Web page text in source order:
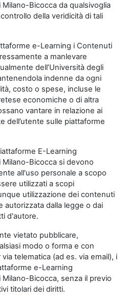
Milano-Bicocca da qualsivoglia
della veridicità di tali
e-Learning i Contenuti
a manlevare
dell’Università degli
indenne da ogni
costo o spese, incluse le
economiche o di altra
vantare in relazione ai
dell’utente sulle piattaforme
E-Learning
Milano-Bicocca si devono
all'uso personale a scopo
utilizzati a scopi
utilizzazione dei contenuti
dalla legge o dai
d'autore.
vietato pubblicare,
modo o forma e con
telematica (ad es. via email), i
e-Learning
Milano-Bicocca, senza il previo
titolari dei diritti.